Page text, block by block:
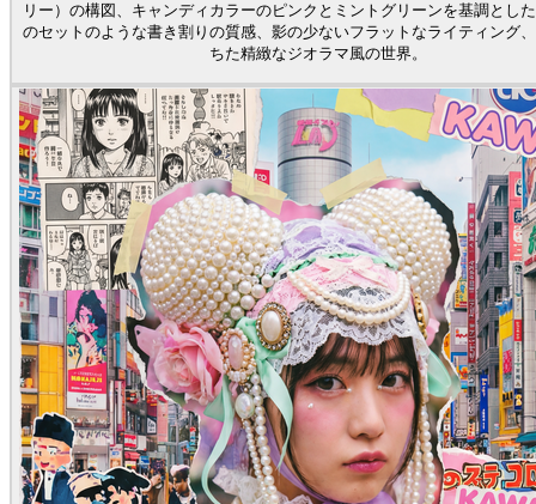
リー）の構図、キャンディカラーのピンクとミントグリーンを基調とし
のセットのような書き割りの質感、影の少ないフラットなライティング
ちた精緻なジオラマ風の世界。